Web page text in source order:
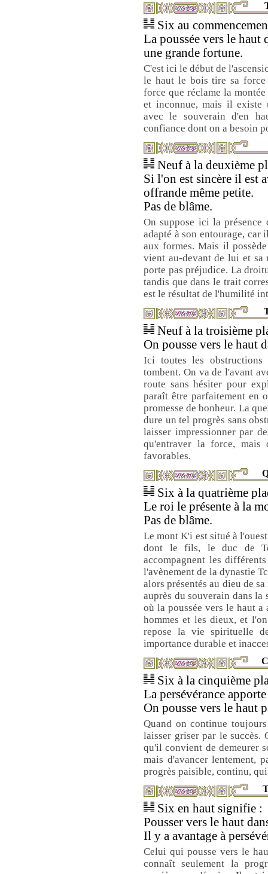
Six au
La poussée vers le
une grande fortune.
C'est ici le début de
le haut le bois tire sa
force que réclame la
et inconnue, mais il existe
avec le souverain d'en
confiance dont on a besoin
Neuf à la deuxième
Si l'on est sincère il est
offrande même petite.
Pas de blâme.
On suppose ici la
adapté à son entourage, car
aux formes. Mais il
vient au-devant de lui et sa
porte pas préjudice. La
tandis que dans le trait
est le résultat de l'humilité
Neuf à la troisième
On pousse vers le haut
Ici toutes les obstructions
tombent. On va de l'avant
route sans hésiter pour
paraît être parfaitement en
promesse de bonheur. La
dure un tel progrès sans
laisser impressionner par
qu'entraver la force, mais
favorables.
Six à la quatrième
Le roi le présente à la
Pas de blâme.
Le mont K'i est situé à
dont le fils, le duc de
accompagnent les
l'avènement de la dynastie
alors présentés au dieu de
auprès du souverain dans la
où la poussée vers le haut
hommes et les dieux, et
repose la vie spirituelle
importance durable et
Six à la cinquième
La persévérance
On pousse vers le haut
Quand on continue
laisser griser par le succès.
qu'il convient de demeurer
mais d'avancer lentement,
progrès paisible, continu,
Six en haut signifie :
Pousser vers le haut
Il y a avantage à
Celui qui pousse vers le
connaît seulement la